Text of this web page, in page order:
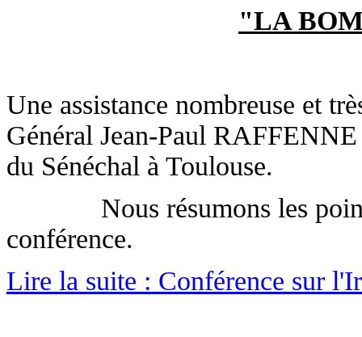
"LA
Une assistance nombreuse et
Général Jean-Paul
du Sénéchal à Toulouse.
Nous résumons les points
conférence.
Lire la suite : Conférence sur